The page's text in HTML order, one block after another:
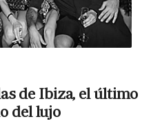
de Ibiza, el último
del lujo